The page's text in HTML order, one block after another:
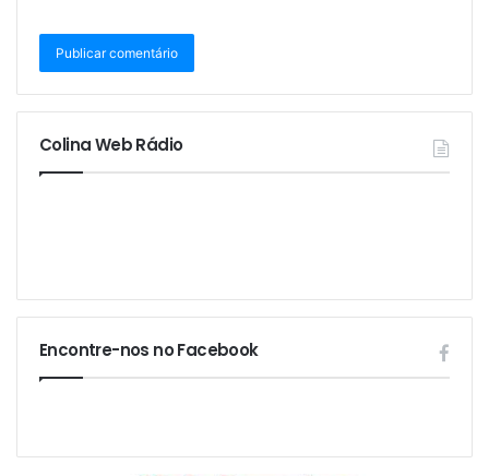
Colina Web Rádio
Encontre-nos no Facebook